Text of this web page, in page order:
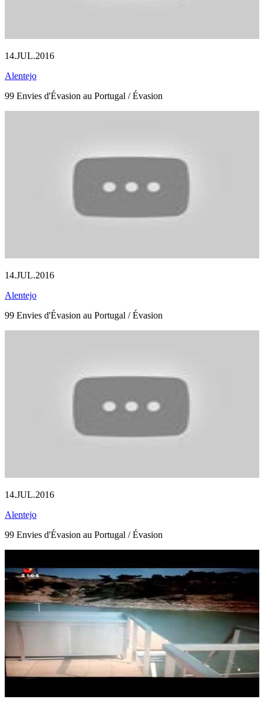
14.JUL.2016
Alentejo
99 Envies d'Évasion au Portugal / Évasion
14.JUL.2016
Alentejo
99 Envies d'Évasion au Portugal / Évasion
14.JUL.2016
Alentejo
99 Envies d'Évasion au Portugal / Évasion